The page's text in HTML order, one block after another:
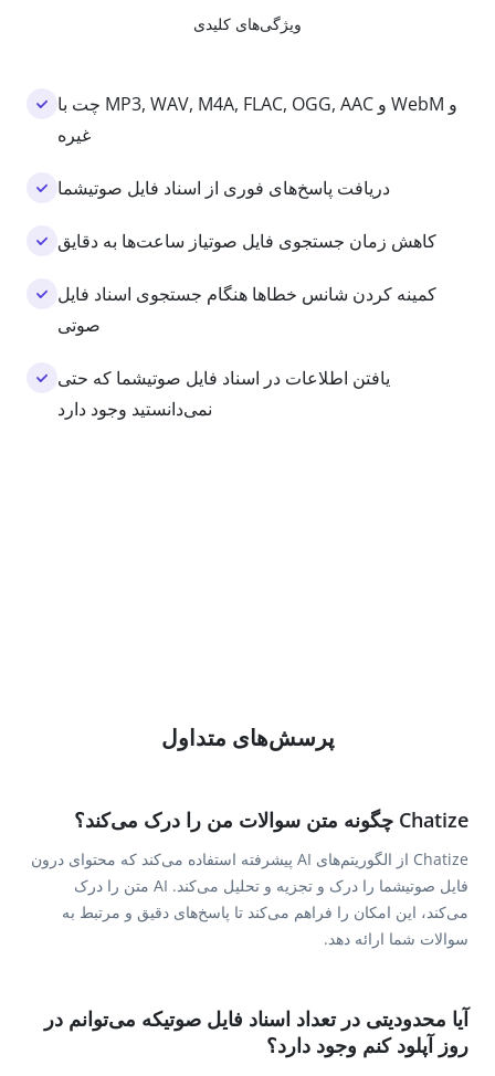
ویژگی‌های کلیدی
چت با MP3, WAV, M4A, FLAC, OGG, AAC و WebM و
غیره
دریافت پاسخ‌های فوری از اسناد فایل صوتیشما
کاهش زمان جستجوی فایل صوتیاز ساعت‌ها به دقایق
کمینه کردن شانس خطاها هنگام جستجوی اسناد فایل
صوتی
یافتن اطلاعات در اسناد فایل صوتیشما که حتی
نمی‌دانستید وجود دارد
پرسش‌های متداول
Chatize چگونه متن سوالات من را درک می‌کند؟
Chatize از الگوریتم‌های AI پیشرفته استفاده می‌کند که محتوای درون
فایل صوتیشما را درک و تجزیه و تحلیل می‌کند. AI متن را درک
می‌کند، این امکان را فراهم می‌کند تا پاسخ‌های دقیق و مرتبط به
سوالات شما ارائه دهد.
آیا محدودیتی در تعداد اسناد فایل صوتیکه می‌توانم در
روز آپلود کنم وجود دارد؟